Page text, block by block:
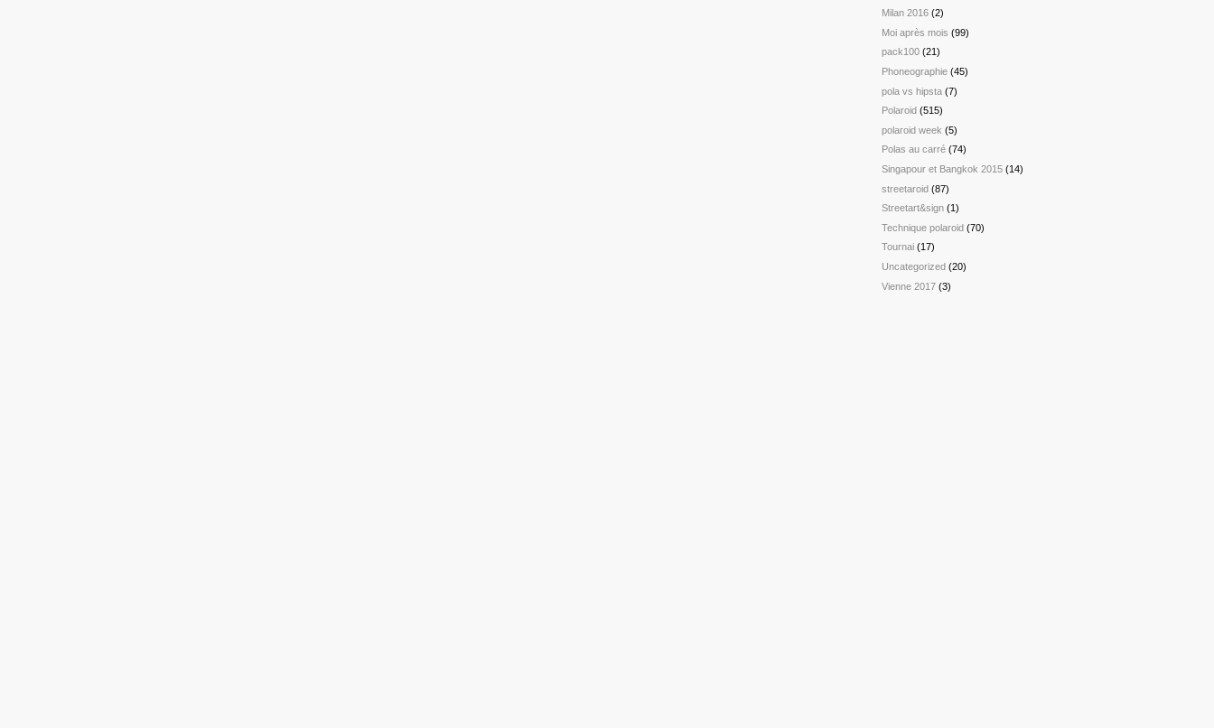
Milan 2016 (2)
Moi après mois (99)
pack100 (21)
Phoneographie (45)
pola vs hipsta (7)
Polaroid (515)
polaroid week (5)
Polas au carré (74)
Singapour et Bangkok 2015 (14)
streetaroid (87)
Streetart&sign (1)
Technique polaroid (70)
Tournai (17)
Uncategorized (20)
Vienne 2017 (3)